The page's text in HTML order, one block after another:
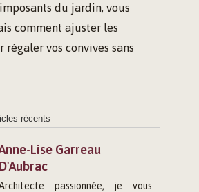
du jardin, vous
comment ajuster les
vos convives sans
récents
Lise Garreau
D'Aubrac
passionnée, je vous